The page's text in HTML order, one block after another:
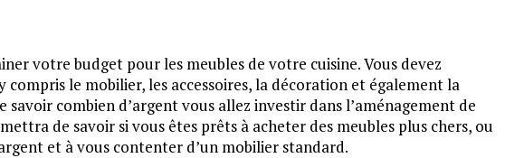
votre budget pour les meubles de votre cuisine. Vous devez
compris le mobilier, les accessoires, la décoration et également la
savoir combien d’argent vous allez investir dans l’aménagement de
de savoir si vous êtes prêts à acheter des meubles plus chers, ou
et à vous contenter d’un mobilier standard.